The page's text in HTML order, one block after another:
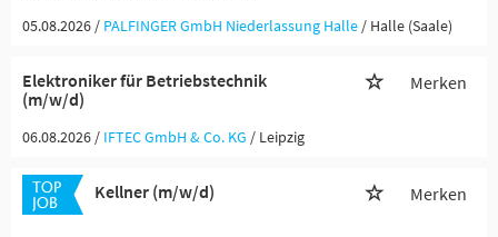
05.08.2026 / PALFINGER GmbH Niederlassung Halle / Halle (Saale)
Elektroniker für Betriebstechnik
(m/w/d)
Merken
06.08.2026 / IFTEC GmbH & Co. KG / Leipzig
Kellner (m/w/d) Merken